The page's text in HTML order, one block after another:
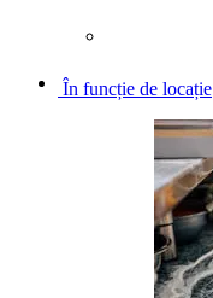
În funcție de locație